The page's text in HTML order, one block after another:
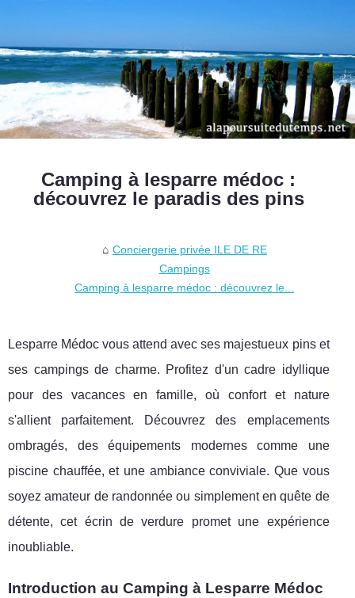
Camping à lesparre médoc :
découvrez le paradis des pins
Conciergerie privée ILE DE RE
Campings
Camping à lesparre médoc : découvrez le...
Lesparre Médoc vous attend avec ses majestueux pins et
ses campings de charme. Profitez d'un cadre idyllique
pour des vacances en famille, où confort et nature
s'allient parfaitement. Découvrez des emplacements
ombragés, des équipements modernes comme une
piscine chauffée, et une ambiance conviviale. Que vous
soyez amateur de randonnée ou simplement en quête de
détente, cet écrin de verdure promet une expérience
inoubliable.
Introduction au Camping à Lesparre Médoc